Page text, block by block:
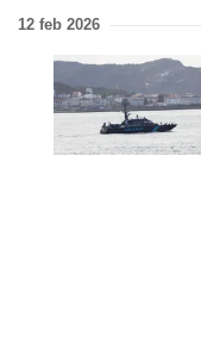
12 feb 2026